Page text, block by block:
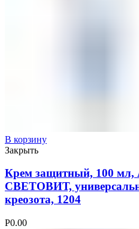
В корзину
Закрыть
Крем защитный, 100
СВЕТОВИТ,
креозота, 1204
Р0.00